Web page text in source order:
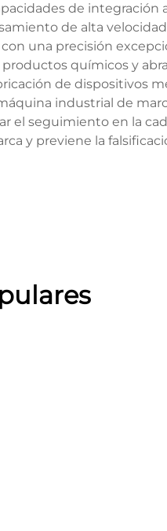
de
de alta
una precisión
químicos y
de dispositivos
industrial de
el seguimiento en la
y previene la